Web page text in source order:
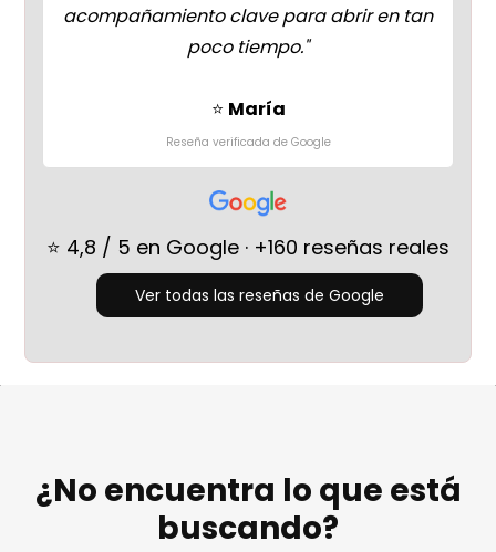
acompañamiento clave para abrir en tan
poco tiempo."
⭐ María
Reseña verificada de Google
⭐ 4,8 / 5 en Google · +160 reseñas reales
Ver todas las reseñas de Google
¿No encuentra lo que está
buscando?